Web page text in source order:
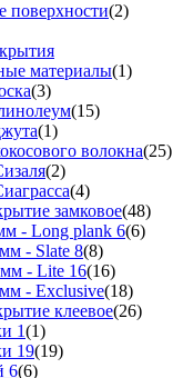
поверхности(2)
материалы(1)
(3)
(15)
(1)
волокна(25)
(2)
(4)
замковое(48)
- Long plank 6(6)
- Slate 8(8)
- Lite 16(16)
- Exclusive(18)
клеевое(26)
1(1)
19(19)
6(6)